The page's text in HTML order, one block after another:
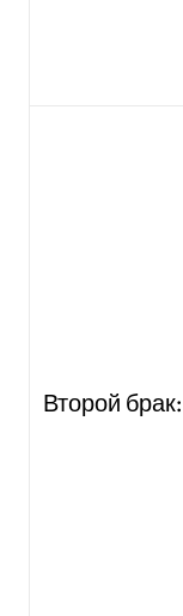
Второй брак: